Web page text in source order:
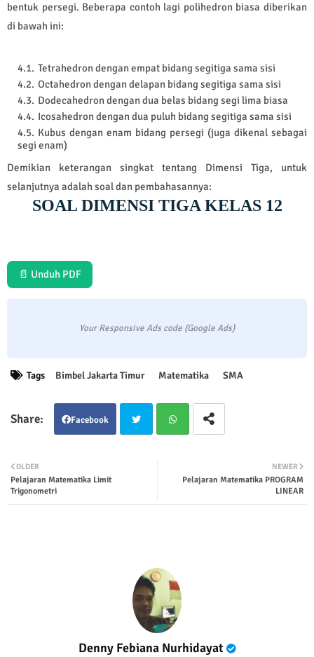
bentuk persegi. Beberapa contoh lagi polihedron biasa diberikan
di bawah ini:
Tetrahedron dengan empat bidang segitiga sama sisi
Octahedron dengan delapan bidang segitiga sama sisi
Dodecahedron dengan dua belas bidang segi lima biasa
Icosahedron dengan dua puluh bidang segitiga sama sisi
Kubus dengan enam bidang persegi (juga dikenal sebagai
segi enam)
Demikian keterangan singkat tentang Dimensi Tiga, untuk
selanjutnya adalah soal dan pembahasannya:
SOAL DIMENSI TIGA KELAS 12
📄 Unduh PDF
Your Responsive Ads code (Google Ads)
Tags Bimbel Jakarta Timur Matematika SMA
Facebook
NEWER
Pelajaran Matematika PROGRAM
LINEAR
OLDER
Pelajaran Matematika Limit
Trigonometri
Denny Febiana Nurhidayat